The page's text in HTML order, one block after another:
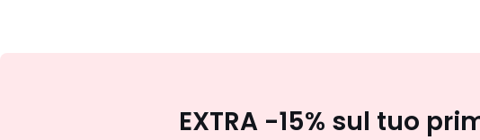
EXTRA -15% sul tuo